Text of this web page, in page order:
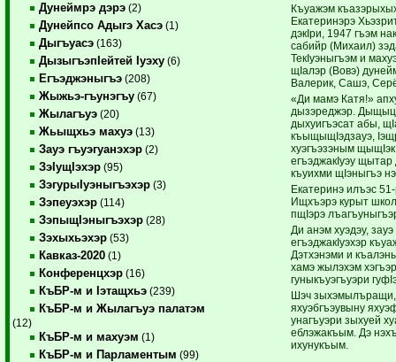
Дунеймрэ дэрэ (2)
Дунейпсо Адыгэ Хасэ (1)
Дыгъуасэ (163)
ДызыгъэпIейтей Iуэху (6)
Егъэджэныгъэ (208)
Жыжьэ-гъунэгъу (67)
Жылагъуэ (20)
Жьыщхьэ махуэ (13)
Зауэ гъуэгуанэхэр (2)
ЗэIущIэхэр (95)
ЗэгурыIуэныгъэхэр (3)
Зэпеуэхэр (114)
ЗэпыщIэныгъэхэр (28)
Зэхыхьэхэр (53)
Кавказ-2020 (1)
Конференцхэр (16)
КъБР-м и Iэтащхьэ (239)
КъБР-м и Жылагъуэ палатэм
(12)
КъБР-м и махуэм (1)
КъБР-м и Парламентым (99)
Къуажэм
Екатеринэрэ
дэкIри, 1947 гъэм
сабийр (Михаил)
ТекIуэныгъэм и
щIалэр (Вовэ)
Валерик, Сашэ,
«Ди мамэ Катя!»
дызэреджэр.
дыхуигъэсат абы,
къыщыщIэдзауэ,
хуэгъэзэным
егъэджакIуэу
къуихми щIэныгъэ
Екатеринэ илъэс
Ищхъэрэ курыт
пщIэрэ
Ди анэм хуэдэу,
егъэджакIуэхэр
Дэтхэнэми и
хамэ жылэхэм
гуныкъуэгъуэри
Шэч зыхэмылъращи,
яхуэбгъэувыну
унагъуэри зыхуей
еблэжакъым. Дэ
ихунукъым.